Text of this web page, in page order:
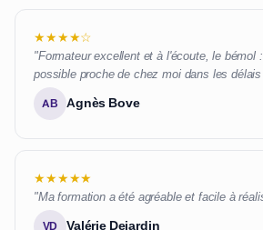
★★★★☆
"Formateur excellent et à l'écoute, le bémol
possible proche de chez moi dans les
AB Agnès Bove
★★★★★
"Ma formation a été agréable et facile à
VD Valérie Dejardin